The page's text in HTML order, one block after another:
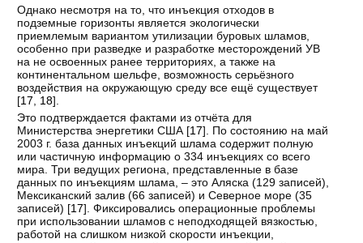
Однако несмотря на то, что инъекция отходов в
подземные горизонты является экологически
приемлемым вариантом утилизации буровых шламов,
особенно при разведке и разработке месторождений УВ
на не освоенных ранее территориях, а также на
континентальном шельфе, возможность серьёзного
воздействия на окружающую среду все ещё существует
[17 18].
Это подтверждается фактами из отчёта для
Министерства энергетики США [17]. По состоянию на май
2003 г. база данных инъекций шлама содержит полную
или частичную информацию о 334 инъекциях со всего
мира. Три ведущих региона, представленные в базе
данных по инъекциям шлама, – это Аляска (129 записей),
Мексиканский залив (66 записей) и Северное море (35
записей) [17]. Фиксировались операционные проблемы
при использовании шламов с неподходящей вязкостью,
работой на слишком низкой скорости инъекции,